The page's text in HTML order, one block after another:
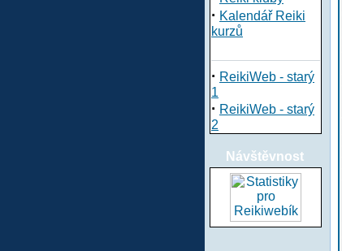
· Kalendář Reiki
kurzů
· ReikiWeb - starý
1
· ReikiWeb - starý
2
Návštěvnost